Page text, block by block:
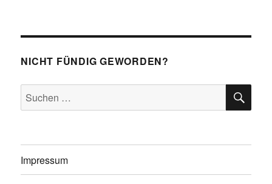
NICHT FÜNDIG GEWORDEN?
Suchen
nach:
Impressum